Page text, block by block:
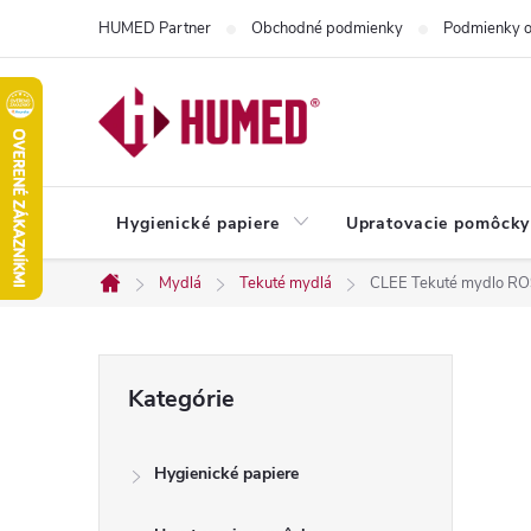
obsah
HUMED Partner Obchodné podmienky Podmienky
Hygienické papiere Upratovacie pomôcky
Domov
Mydlá Tekuté mydlá CLEE Tekuté mydlo
kategórie
Kategórie
Hygienické papiere